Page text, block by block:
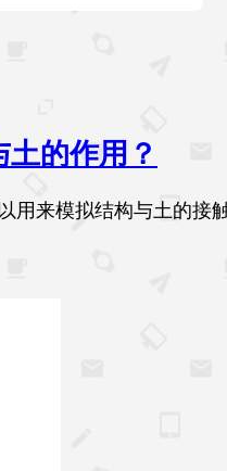
的作用？
用来模拟结构与土的